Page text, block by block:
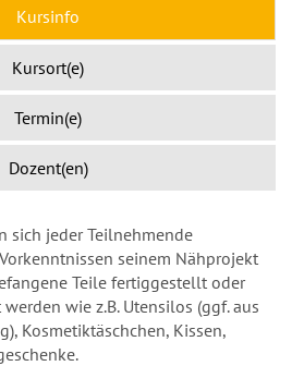
Kursinfo
Kursort(e)
Termin(e)
Dozent(en)
sich jeder Teilnehmende
seinem Nähprojekt
Teile fertiggestellt oder
wie z.B. Utensilos (ggf. aus
Kosmetiktäschchen, Kissen,